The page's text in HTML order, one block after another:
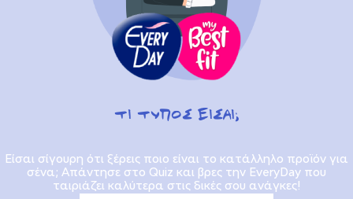
TΙ ΤΥΠΟΣ ΕΙΣΑΙ;
Είσαι σίγουρη ότι ξέρεις ποιο είναι το κατάλληλο προϊόν για
σένα; Απάντησε στο Quiz και βρες την EveryDay που
ταιριάζει καλύτερα στις δικές σου ανάγκες!